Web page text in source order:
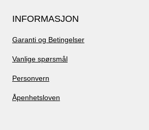
INFORMASJON
Garanti og Betingelser
Vanlige spørsmål
Personvern
Åpenhetsloven